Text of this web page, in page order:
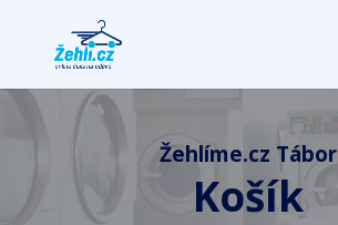
Žehlíme.cz Tábor
Košík